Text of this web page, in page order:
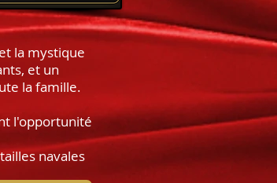
la mystique
et un
la famille.
l'opportunité
navales